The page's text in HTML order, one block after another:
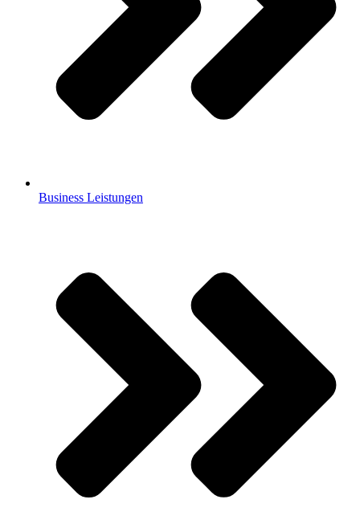
Business Leistungen